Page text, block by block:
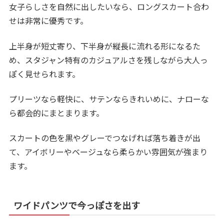
女子らしさを自然に出したいなら、ロングスカート合わ
せは非常に優秀です。
上半身が短丈寄り、下半身が縦長に流れる形になるた
め、スタジャン特有のカジュアルさを残しながら大人っ
ぽく見せられます。
プリーツなら軽快に、サテンならきれいめに、ナローな
ら都会的にまとまります。
スカートの色を黒やグレーでつなげれば落ち着きが出
て、アイボリーやベージュなら柔らかい雰囲気が強まり
ます。
ワイドパンツで今っぽさを出す